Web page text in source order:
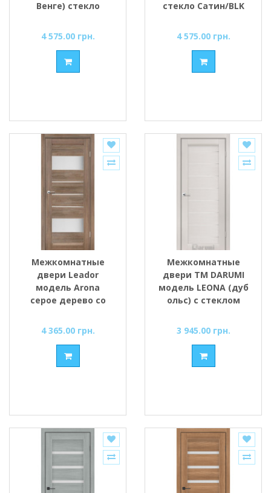
Венге) стекло
4 575.00 грн.
стекло Сатин/BLK
4 575.00 грн.
Межкомнатные
двери Leador
модель Arona
серое дерево со
4 365.00 грн.
Межкомнатные
двери ТМ DARUMI
модель LEONA (дуб
ольс) с стеклом
3 945.00 грн.